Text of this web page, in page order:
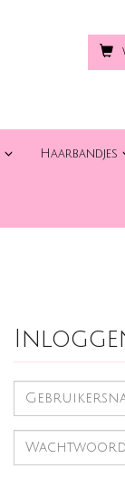
Haarbandjes